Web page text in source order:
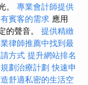
。 專業會計師提供
賓客的需求 應用
的聲音。 提供精緻
律師推薦中找到最
方式 提升網站排名
劃治療計劃 快速申
舒適私密的生活空